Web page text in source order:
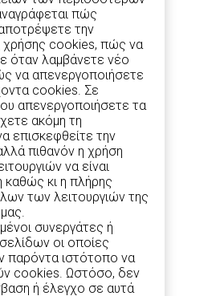
πώς
την
χρήσης cookies, πώς να
όταν λαμβάνετε νέο
να απενεργοποιήσετε
cookies. Σε
απενεργοποιήσετε τα
ακόμη τη
επισκεφθείτε την
πιθανόν η χρήση
να είναι
καθώς κι η πλήρης
των λειτουργιών της
συνεργάτες ή
οι οποίες
παρόντα ιστότοπο να
cookies. Ωστόσο, δεν
ή έλεγχο σε αυτά